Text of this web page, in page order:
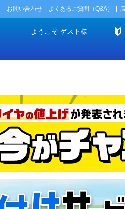
お問い合わせ よくあるご質問（Q&A）
ようこそ ゲスト様